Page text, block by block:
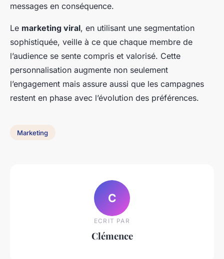
messages en conséquence.
Le marketing viral, en utilisant une segmentation
sophistiquée, veille à ce que chaque membre de
l’audience se sente compris et valorisé. Cette
personnalisation augmente non seulement
l’engagement mais assure aussi que les campagnes
restent en phase avec l’évolution des préférences.
Marketing
C
ECRIT PAR
Clémence